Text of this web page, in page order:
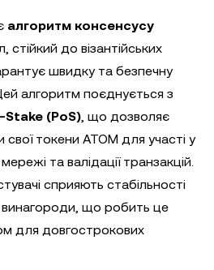
алгоритм консенсусу
стійкий до візантійських
швидку та безпечну
алгоритм поєднується з
(PoS), що дозволяє
токени ATOM для участі у
та валідації транзакцій.
сприяють стабільності
що робить це
для довгострокових